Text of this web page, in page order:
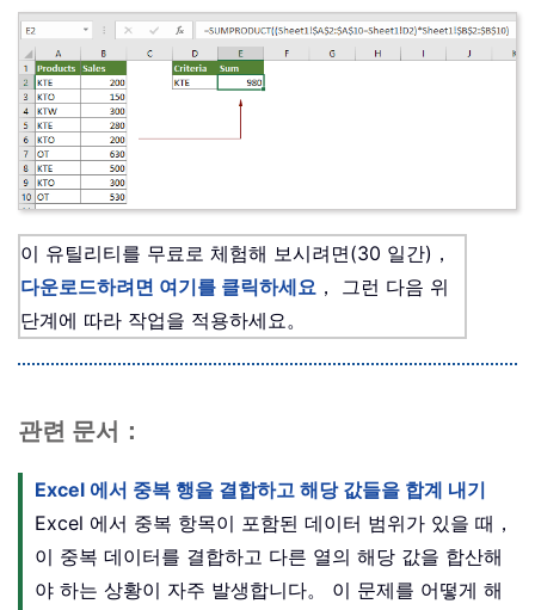
이 유틸리티를 무료로 체험해 보시려면(30 일간)，
다운로드하려면 여기를 클릭하세요 ， 그런 다음 위
단계에 따라 작업을 적용하세요。
관련 문서：
Excel 에서 중복 행을 결합하고 해당 값들을 합계 내기
Excel 에서 중복 항목이 포함된 데이터 범위가 있을 때，
이 중복 데이터를 결합하고 다른 열의 해당 값을 합산해
야 하는 상황이 자주 발생합니다。 이 문제를 어떻게 해